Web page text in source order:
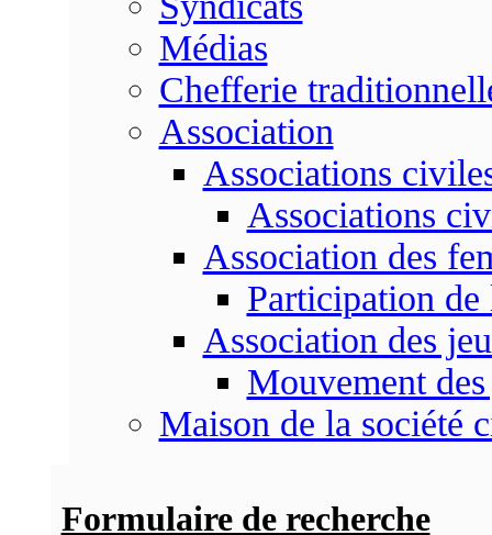
Médias
Chefferie
Association
Associations
Associations
Association des
Participation de
Association des
Mouvement
Maison de la société
Formulaire de recherche